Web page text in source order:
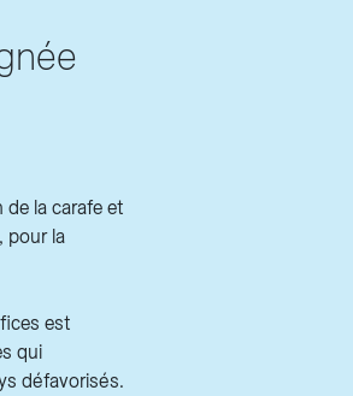
de la carafe et
pour la
est
qui
défavorisés.